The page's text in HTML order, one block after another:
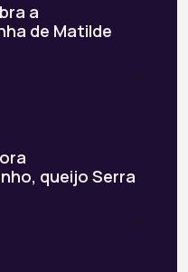
a
de Matilde
queijo Serra